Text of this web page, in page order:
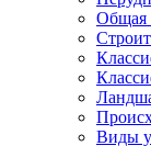
Общая
Виды